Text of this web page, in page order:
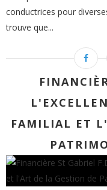
conductrices pour
trouve que...
FAMILIAL ET